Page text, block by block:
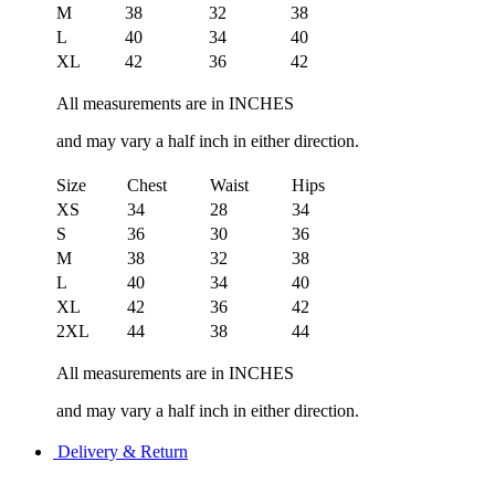
M
38 32
38
L
40 34
40
XL
42 36 42
All measurements are in INCHES
and may vary a half inch in either direction.
Size Chest Waist
Hips
XS
34 28
34
S
36 30
36
M
38 32
38
L
40 34
40
XL
42 36
42
2XL
44 38 44
All measurements are in INCHES
and may vary a half inch in either direction.
Delivery & Return